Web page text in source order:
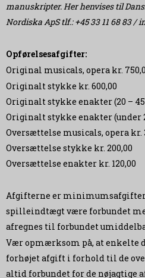
manuskripter. Her henvises til
Nordiska ApS tlf.: +45 33 11 68 83 /
Opførelsesafgifter:
Original musicals, opera kr.
Originalt stykke kr. 600,00
Originalt stykke enakter (20 –
Originalt stykke enakter (under
Oversættelse musicals, opera kr.
Oversættelse stykke kr. 200,00
Oversættelse enakter kr. 120,00
Afgifterne er
spilleindtægt være forbundet
afregnes til forbundet
Vær opmærksom på, at enkelte
forhøjet afgift i forhold til de
altid forbundet for de nøjagtige